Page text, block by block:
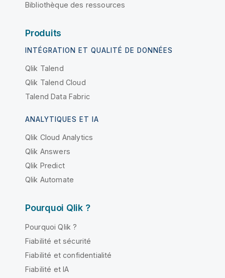
Bibliothèque des ressources
Produits
INTÉGRATION ET QUALITÉ DE DONNÉES
Qlik Talend
Qlik Talend Cloud
Talend Data Fabric
ANALYTIQUES ET IA
Qlik Cloud Analytics
Qlik Answers
Qlik Predict
Qlik Automate
Pourquoi Qlik ?
Pourquoi Qlik ?
Fiabilité et sécurité
Fiabilité et confidentialité
Fiabilité et IA